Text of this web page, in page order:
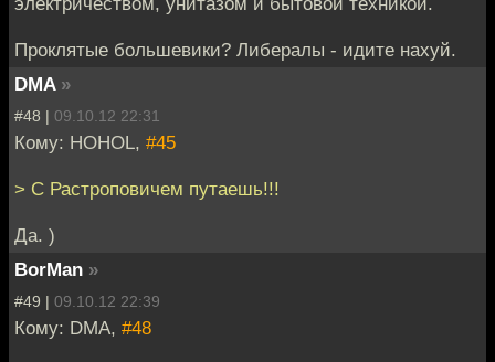
Проклятые большевики? Либералы - идите нахуй.
DMA »
#48 | 09.10.12 22:31
Кому: HOHOL, #45
> С Растроповичем путаешь!!!
Да. )
BorMan »
#49 | 09.10.12 22:39
Кому: DMA, #48